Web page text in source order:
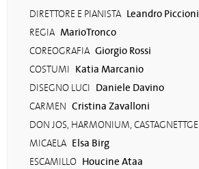
DIRETTORE E PIANISTA Leandro Piccioni
REGIA MarioTronco
COREOGRAFIA Giorgio Rossi
COSTUMI Katia Marcanio
DISEGNO LUCI Daniele Davino
CARMEN Cristina Zavalloni
DON JOS, HARMONIUM, CASTAGNETTGE
MICAELA Elsa Birg
ESCAMILLO Houcine Ataa